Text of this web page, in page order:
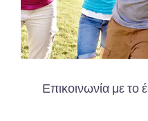
Επικοινωνία με το